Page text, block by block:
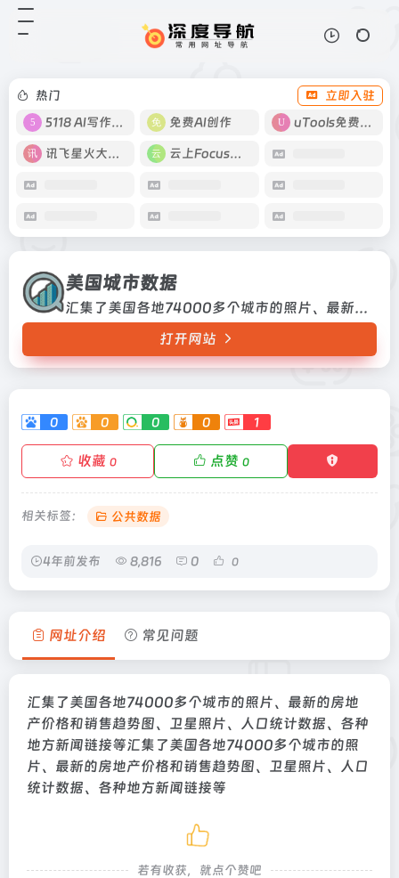
热门
立即入驻
5118 AI写作工具
免费AI创作 uTools免费工具箱
讯飞星火大模型 云上Focus接码
美国城市数据
汇集了美国各地74000多个城市的照片、最新的房地产价格和销售趋势图、卫星照片、人口统计数据、各种地方新闻链接等汇集了美国各地74000多个城市的照片、最新的房地产价格和销售趋势图、卫星照片、人口统计数据、各种地方新闻链接等
打开网站
0 0 0 0 1
收藏 0 点赞 0
相关标签： 公共数据
4年前发布 8,816 0 0
照片、最新的房地产价格和销售趋势
图、卫星照片、人口统计数据、各种
74000多个城市的照片、最新的
房...
网址介绍 常见问题
汇集了美国各地74000多个城市的照片、最新的房地
产价格和销售趋势图、卫星照片、人口统计数据、各种
地方新闻链接等汇集了美国各地74000多个城市的照
片、最新的房地产价格和销售趋势图、卫星照片、人口
统计数据、各种地方新闻链接等
若有收获，就点个赞吧